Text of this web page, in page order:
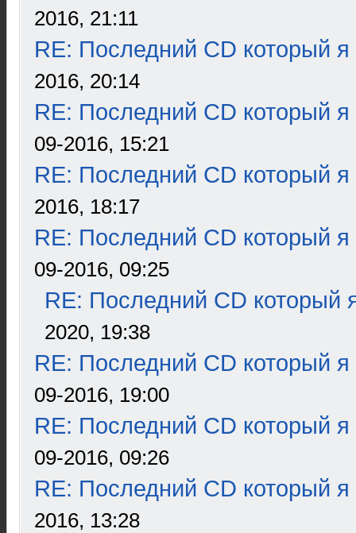
2016, 21:11
RE: Последний CD который я
2016, 20:14
RE: Последний CD который я
09-2016, 15:21
RE: Последний CD который я
2016, 18:17
RE: Последний CD который я
09-2016, 09:25
RE: Последний CD который
2020, 19:38
RE: Последний CD который я
09-2016, 19:00
RE: Последний CD который я
09-2016, 09:26
RE: Последний CD который я
2016, 13:28